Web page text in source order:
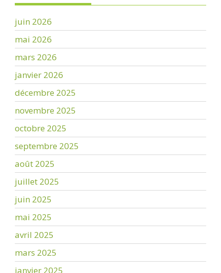
juin 2026
mai 2026
mars 2026
janvier 2026
décembre 2025
novembre 2025
octobre 2025
septembre 2025
août 2025
juillet 2025
juin 2025
mai 2025
avril 2025
mars 2025
janvier 2025